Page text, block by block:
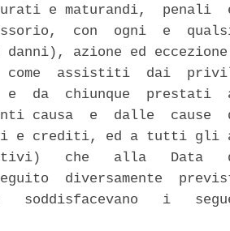
e maturandi,  penali
con  ogni  e
danni), azione ed
assistiti  dai
da  chiunque  prestati
causa  e  dalle  cause
e crediti, ed a tutti
che   alla   Data
diversamente
soddisfacevano   i